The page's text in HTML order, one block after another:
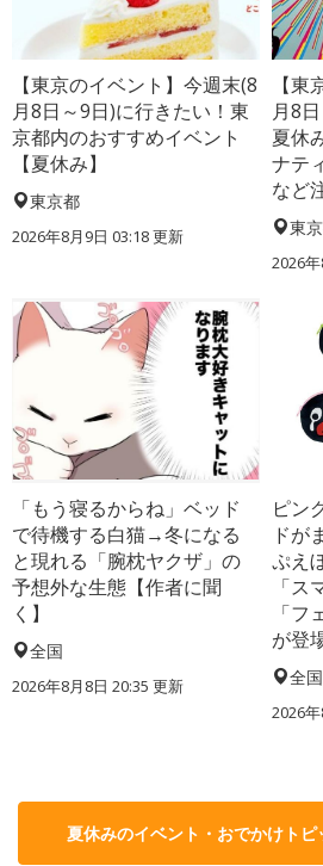
【東京のイベント】今週末(8
月8日～9日)に行きたい！東
京都内のおすすめイベント
【夏休み】
東京都
2026年8月9日 03:18更新
【
月8
夏休
ナテ
など
東
2026
「もう寝るからね」ベッド
で待機する白猫→冬になる
と現れる「腕枕ヤクザ」の
予想外な生態【作者に聞
く】
全国
2026年8月8日 20:35 更新
ピン
ドが
ぷえ
「ス
「
が登
全国
2026
夏休みのイベント・おでかけト